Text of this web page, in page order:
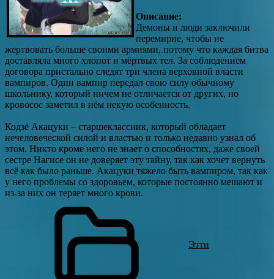
Описание:
Демоны и люди заключили
перемирие, чтобы не
жертвовать больше своими армиями, потому что каждая битва
доставляла много хлопот и мёртвых тел. За соблюдением
договора пристально следят три члена верховной власти
вампиров. Один вампир передал свою силу обычному
школьнику, который ничем не отличается от других, но
кровосос заметил в нём некую особенность.
Кодзё Акацуки – старшеклассник, который обладает
нечеловеческой силой и властью и только недавно узнал об
этом. Никто кроме него не знает о способностях, даже своей
сестре Нагисе он не доверяет эту тайну, так как хочет вернуть
всё как было раньше. Акацуки тяжело быть вампиром, так как
у него проблемы со здоровьем, которые постоянно мешают и
из-за них он теряет много крови.
Этти